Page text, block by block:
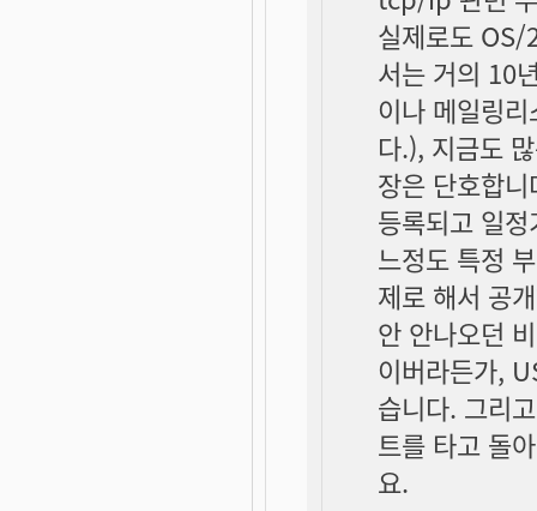
실제로도 OS/
서는 거의 10
이나 메일링
다.), 지금도
장은 단호합
등록되고 일
느정도 특정
제로 해서 공
안 안나오던
이버라든가,
습니다. 그리
트를 타고 돌
요.